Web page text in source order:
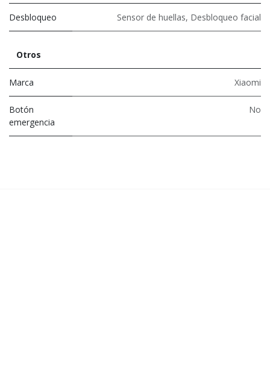
Desbloqueo Sensor de huellas, Desbloqueo facial
Otros
Marca Xiaomi
Botón
emergencia
No